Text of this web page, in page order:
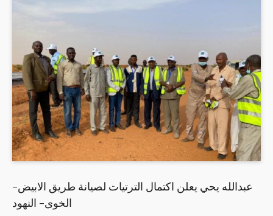
عبدالله يحي يعلن اكتمال الترتيات لصيانة طريق الابيض-
الخوى- النهود